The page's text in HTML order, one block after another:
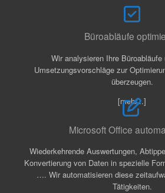
Büroabläufe
Wir analysieren Ihre Büroabläufe
Umsetzungsvorschläge zur
überzeugen.
[mehr...]
Microsoft Office
Wiederkehrende Auswertungen,
Konvertierung von Daten in spezielle
…. Wir automatisieren diese
Tätigkeiten.